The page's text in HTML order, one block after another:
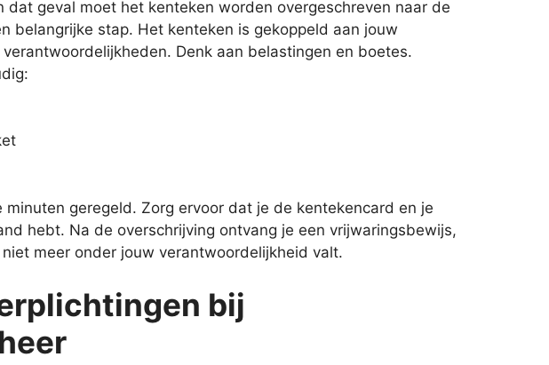
dat geval moet het kenteken worden overgeschreven naar de
belangrijke stap. Het kenteken is gekoppeld aan jouw
Denk aan belastingen en boetes.
minuten geregeld. Zorg ervoor dat je de kentekencard en je
hebt. Na de overschrijving ontvang je een vrijwaringsbewijs,
meer onder jouw verantwoordelijkheid valt.
bij